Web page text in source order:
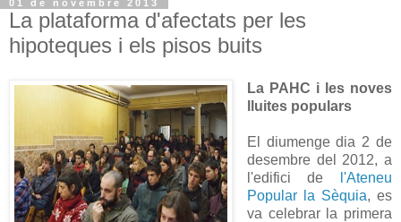
01 de novembre 2013
La plataforma d'afectats per les
hipoteques i els pisos buits
La PAHC i les noves
lluites populars
El diumenge dia 2 de
desembre del 2012, a
l'edifici de
l'Ateneu
Popular la Sèquia, es
va celebrar la primera